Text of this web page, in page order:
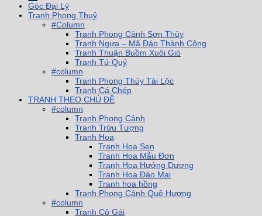
Góc Đại Lý
Tranh Phong Thuỷ
#Column
Tranh Phong Cảnh Sơn Thủy
Tranh Ngựa – Mã Đáo Thành Công
Tranh Thuận Buồm Xuôi Gió
Tranh Tứ Quý
#column
Tranh Phong Thủy Tài Lộc
Tranh Cá Chép
TRANH THEO CHỦ ĐỀ
#column
Tranh Phong Cảnh
Tranh Trừu Tượng
Tranh Hoa
Tranh Hoa Sen
Tranh Hoa Mẫu Đơn
Tranh Hoa Hướng Dương
Tranh Hoa Đào Mai
Tranh hoa hồng
Tranh Phong Cảnh Quê Hương
#column
Tranh Cô Gái